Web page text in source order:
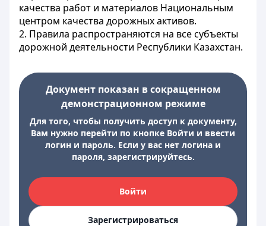
качества работ и материалов Национальным
центром качества дорожных активов.
2. Правила распространяются на все субъекты
дорожной деятельности Республики Казахстан.
Документ показан в сокращенном
демонстрационном режиме
Для того, чтобы получить доступ к документу,
Вам нужно перейти по кнопке Войти и ввести
логин и пароль. Если у вас нет логина и
пароля, зарегистрируйтесь.
Войти
Зарегистрироваться